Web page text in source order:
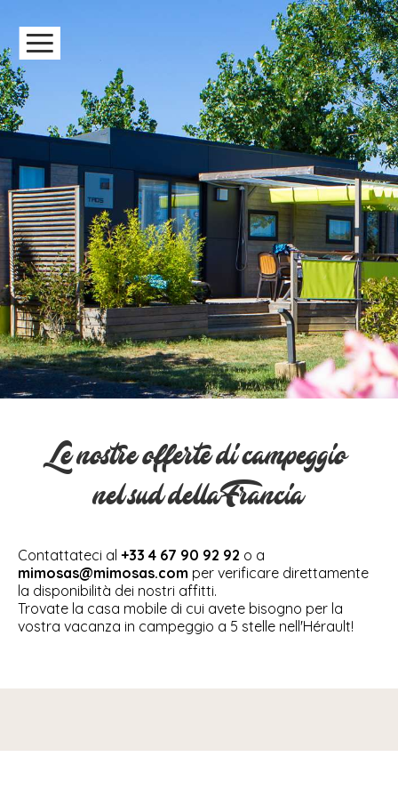
Le nostre offerte di campeggio
nel sud della Francia
Contattateci al +33 4 67 90 92 92 o a
mimosas@mimosas.com per verificare direttamente
la disponibilità dei nostri affitti.
Trovate la casa mobile di cui avete bisogno per la
vostra vacanza in campeggio a 5 stelle nell'Hérault!